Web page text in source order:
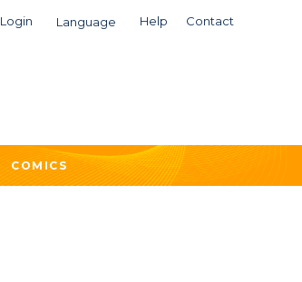
Login Language Help Contact
COMICS